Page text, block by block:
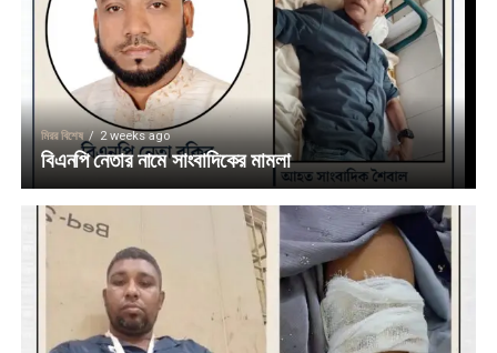
মিরর বিশেষ 2 weeks ago
বিএনপি নেতার নামে সাংবাদিকের মামলা